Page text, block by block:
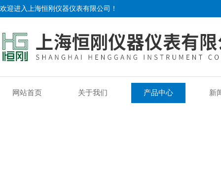
欢迎进入上海恒刚仪器仪表有限公司！
网站首页 关于我们 产品中心 新